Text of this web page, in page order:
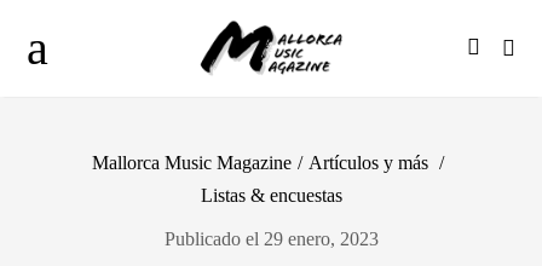
Mallorca Music Magazine / Artículos y más /
Listas & encuestas
Publicado el 29 enero, 2023